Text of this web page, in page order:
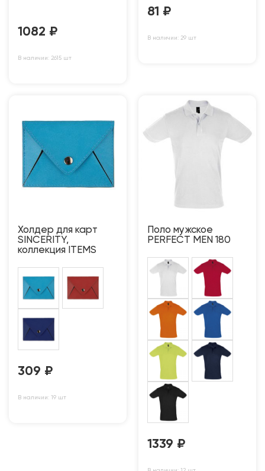
1082 ₽
В наличии: 2615 шт
81 ₽
В наличии: 29 шт
Холдер для карт
SINCERITY,
коллекция ITEMS
309 ₽
В наличии: 19 шт
Поло мужское
PERFECT MEN 180
1339 ₽